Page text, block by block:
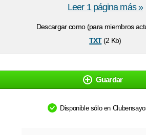
Descargar como (para miembros
txt(2 Kb)
Leer 1 página más »
Guardar
Disponible sólo en